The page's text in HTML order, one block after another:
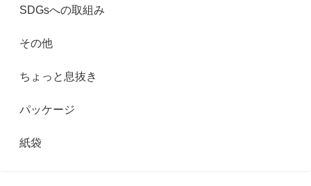
SDGsへの取組み
その他
ちょっと息抜き
パッケージ
紙袋